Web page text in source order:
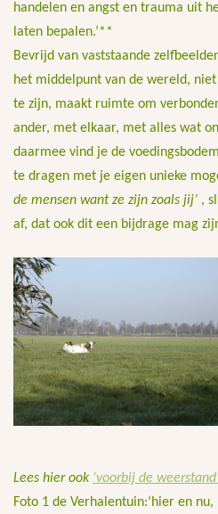
handelen en angst en trauma uit
laten bepalen.’**
Bevrijd van vaststaande
het middelpunt van de wereld,
te zijn, maakt ruimte om
ander, met elkaar, met alles wat
daarmee vind je de
te dragen met je eigen unieke
de mensen want ze zijn zoals jij’ ,
af, dat ook dit een bijdrage mag
Lees hier ook ‘voorbij de
Foto 1 de Verhalentuin:‘hier en nu,